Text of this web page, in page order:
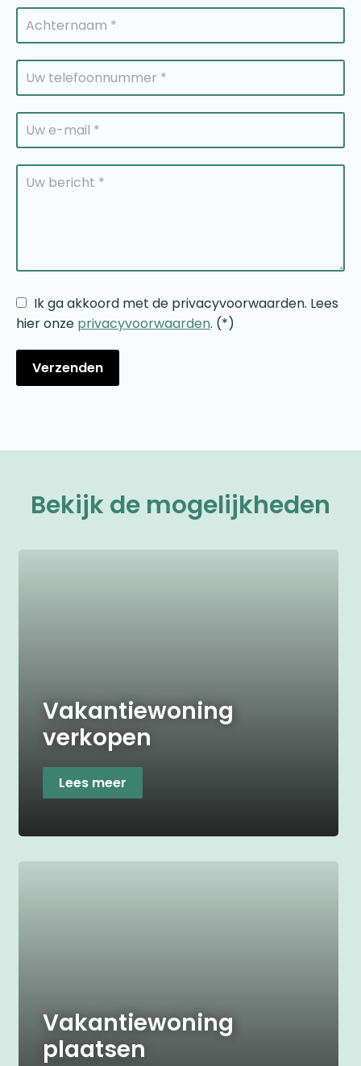
Ik ga akkoord met de privacyvoorwaarden. Lees
hier onze privacyvoorwaarden. (*)
Bekijk de mogelijkheden
Vakantiewoning
verkopen
Lees meer
Vakantiewoning
plaatsen